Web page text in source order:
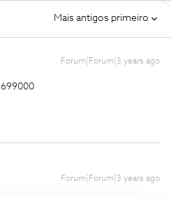
Mais antigos primeiro
Forum|Forum|3 years ago
Forum|Forum|3 years ago